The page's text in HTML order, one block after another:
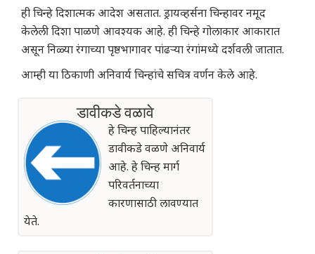
ही चिन्हे दिशात्मक आदेश असतात. ड्रायव्हर्सना चिन्हावर नमूद
केलेली दिशा पाळणे आवश्यक आहे. ही चिन्हे गोलाकार आकारात
असून निळ्या रंगाच्या पृष्ठभागावर पांढऱ्या रंगांमध्ये दर्शवली जातात.
आम्ही या ठिकाणी अनिवार्य चिन्हांचे सचित्र वर्णन केले आहे.
डावीकडे वळावे
हे चिन्ह पाहिल्यानंतर
डावीकडे वळणे अनिवार्य
आहे. हे चिन्ह मार्ग
परिवर्तनाच्या
कारणासाठी लावण्यात
येते.